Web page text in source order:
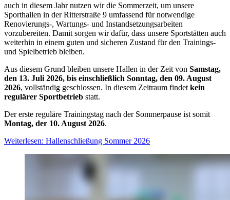
auch in diesem Jahr nutzen wir die Sommerzeit, um unsere
Sporthallen in der Ritterstraße 9 umfassend für notwendige
Renovierungs-, Wartungs- und Instandsetzungsarbeiten
vorzubereiten. Damit sorgen wir dafür, dass unsere Sportstätten auch
weiterhin in einem guten und sicheren Zustand für den Trainings-
und Spielbetrieb bleiben.
Aus diesem Grund bleiben unsere Hallen in der Zeit von Samstag,
den 13. Juli 2026, bis einschließlich Sonntag, den 09. August
2026, vollständig geschlossen. In diesem Zeitraum findet kein
regulärer Sportbetrieb statt.
Der erste reguläre Trainingstag nach der Sommerpause ist somit
Montag, der 10. August 2026.
Weiterlesen: Hallenschließung Sommer 2026